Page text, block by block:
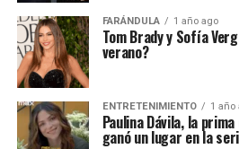
FARÁNDULA 1 año ago
Tom Brady y Sofía
verano?
ENTRETENIMIENTO 1 año
Paulina Dávila, la
ganó un lugar en la